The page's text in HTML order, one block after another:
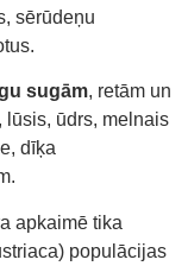
sērūdeņu
sugām, retām un
lūsis, ūdrs, melnais
dīķa
apkaimē tika
populācijas